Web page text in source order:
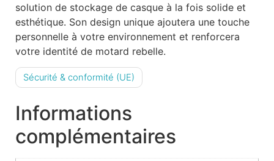
solution de stockage de casque à la fois solide et
esthétique. Son design unique ajoutera une touche
personnelle à votre environnement et renforcera
votre identité de motard rebelle.
Sécurité & conformité (UE)
Informations
complémentaires